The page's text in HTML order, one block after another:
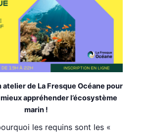
atelier de La Fresque Océane pour
appréhender l’écosystème
marin !
les requins sont les «